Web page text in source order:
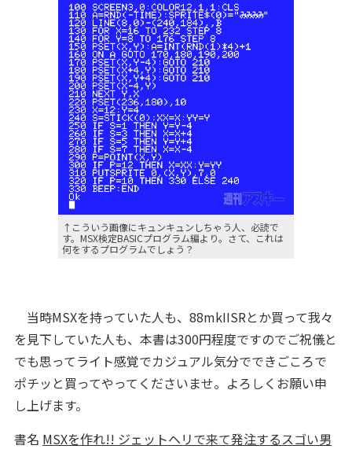
↑こういう画像にキュンキュンしちゃう人、必読で
す。MSX検定BASICプログラム編より。さて、これは
何をするプログラムでしょう？
当時MSXを持っていた人も、88mkIISRとか買って我々
を見下していた人も、本書は300円程度ですのでご祝儀と
でも思ってライト感覚でカジュアル気分でできごころで
ポチッと買ってやってくださいませ。よろしくお願い申
し上げます。
書名 MSXを作れ!! ジェットヘリで来て発注するスゴい男